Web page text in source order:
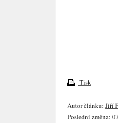
Tisk
Autor článku: Jiří
Poslední změna: